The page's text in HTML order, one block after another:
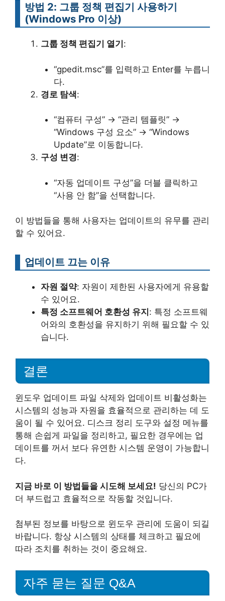
방법 2: 그룹 정책 편집기 사용하기
(Windows Pro 이상)
그룹 정책 편집기 열기 :
“gpedit.msc”를 입력하고 Enter를 누릅니
다.
경로 탐색:
“컴퓨터 구성” → “관리 템플릿” →
“Windows 구성 요소” → “Windows
Update”로 이동합니다.
구성 변경:
“자동 업데이트 구성”을 더블 클릭하고
“사용 안 함”을 선택합니다.
이 방법들을 통해 사용자는 업데이트의 유무를 관리
할 수 있어요.
업데이트 끄는 이유
자원 절약: 자원이 제한된 사용자에게 유용할
수 있어요.
특정 소프트웨어 호환성 유지 : 특정 소프트웨
어와의 호환성을 유지하기 위해 필요할 수 있
습니다.
결론
윈도우 업데이트 파일 삭제와 업데이트 비활성화는
시스템의 성능과 자원을 효율적으로 관리하는 데 도
움이 될 수 있어요. 디스크 정리 도구와 설정 메뉴를
통해 손쉽게 파일을 정리하고, 필요한 경우에는 업
데이트를 꺼서 보다 유연한 시스템 운영이 가능합니
다.
지금 바로 이 방법들을 시도해 보세요! 당신의 PC가
더 부드럽고 효율적으로 작동할 것입니다.
첨부된 정보를 바탕으로 윈도우 관리에 도움이 되길
바랍니다. 항상 시스템의 상태를 체크하고 필요에
따라 조치를 취하는 것이 중요해요.
자주 묻는 질문 Q&A